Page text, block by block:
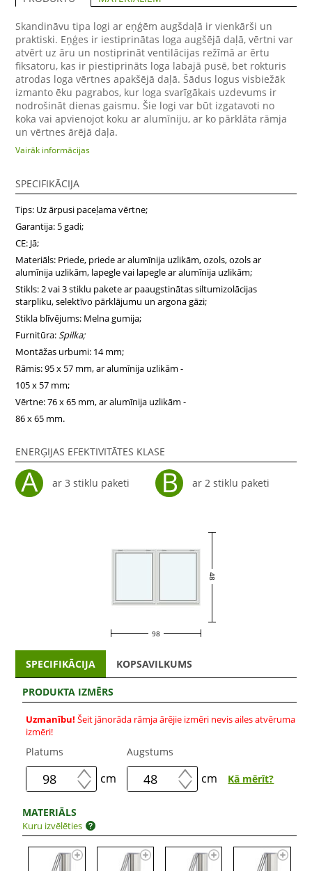
Skandināvu tipa logi ar eņģēm augšdaļā ir vienkārši un
praktiski. Eņģes ir iestiprinātas loga augšējā daļā, vērtni var
atvērt uz āru un nostiprināt ventilācijas režīmā ar ērtu
fiksatoru, kas ir piestiprināts loga labajā pusē, bet rokturis
atrodas loga vērtnes apakšējā daļā. Šādus logus visbiežāk
izmanto ēku pagrabos, kur loga svarīgākais uzdevums ir
nodrošināt dienas gaismu. Šie logi var būt izgatavoti no
koka vai apvienojot koku ar alumīniju, ar ko pārklāta rāmja
un vērtnes ārējā daļa.
Vairāk informācijas
SPECIFIKĀCIJA
Tips: Uz ārpusi paceļama vērtne;
Garantija: 5 gadi;
CE: Jā;
Materiāls: Priede, priede ar alumīnija uzlikām, ozols, ozols ar
alumīnija uzlikām, lapegle vai lapegle ar alumīnija uzlikām;
Stikls: 2 vai 3 stiklu pakete ar paaugstinātas siltumizolācijas
starpliku, selektīvo pārklājumu un argona gāzi;
Stikla blīvējums: Melna gumija;
Furnitūra:Spilka;
Montāžas urbumi: 14 mm;
Rāmis: 95 x 57 mm, ar alumīnija uzlikām -
105 x 57 mm;
Vērtne: 76 x 65 mm, ar alumīnija uzlikām -
86 x 65 mm.
ENERĢIJAS EFEKTIVITĀTES KLASE
ar 3 stiklu paketi ar 2 stiklu paketi
48
98
SPECIFIKĀCIJA KOPSAVILKUMS
PRODUKTA IZMĒRS
Uzmanību! Šeit jānorāda rāmja ārējie izmēri nevis ailes atvēruma
izmēri!
Platums
cm
Augstums
cm Kā mērīt?
MATERIĀLS
Kuru izvēlēties